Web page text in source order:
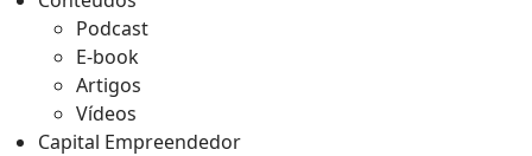
Podcast
E-book
Artigos
Vídeos
Capital Empreendedor